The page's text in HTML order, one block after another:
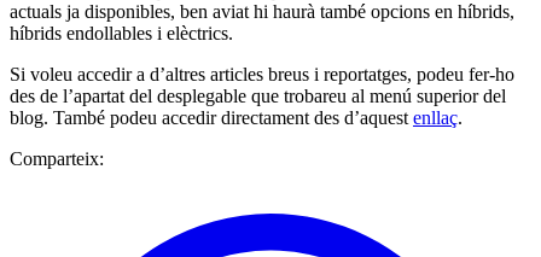
actuals ja disponibles, ben aviat hi haurà també opcions en híbrids,
híbrids endollables i elèctrics.
Si voleu accedir a d’altres articles breus i reportatges, podeu fer-ho
des de l’apartat del desplegable que trobareu al menú superior del
blog. També podeu accedir directament des d’aquest enllaç.
Comparteix: